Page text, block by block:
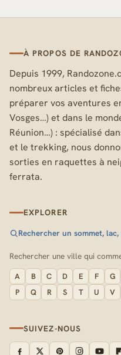
À PROPOS DE
Depuis 1999,
nombreux articles et
préparer vos aventures
Vosges…) et dans le
Réunion…) : spécialisé
et le trekking, nous
sorties en raquettes à
ferrata.
EXPLORER
Rechercher un sommet,
Rechercher une ville qui
A B C D E F G
P
Q R S T U V
SUIVEZ-NOUS